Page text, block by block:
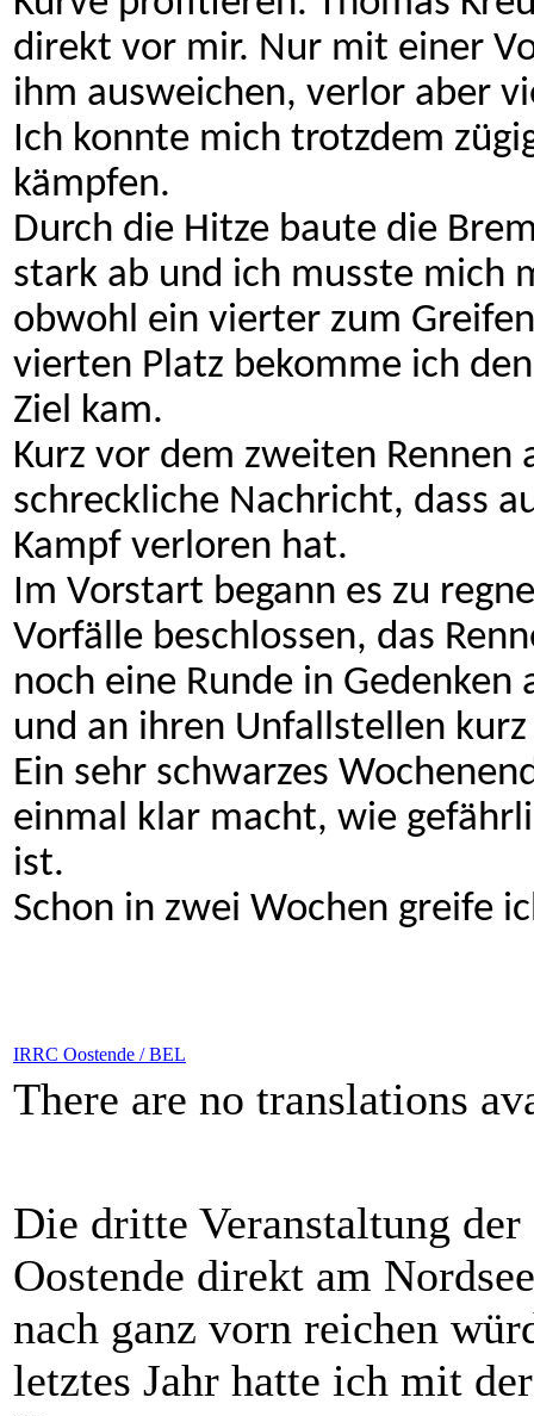
direkt vor mir. Nur mit einer
ihm ausweichen, verlor aber
Ich konnte mich trotzdem
kämpfen.
Durch die Hitze baute die
stark ab und ich musste mich
obwohl ein vierter zum
vierten Platz bekomme ich
Ziel kam.
Kurz vor dem zweiten
schreckliche Nachricht, dass
Kampf verloren hat.
Im Vorstart begann es zu
Vorfälle beschlossen, das
noch eine Runde in
und an ihren Unfallstellen
Ein sehr schwarzes
einmal klar macht, wie
ist.
Schon in zwei Wochen greife
IRRC Oostende / BEL
There are no translations
Die dritte Veranstaltung
Oostende direkt am
nach ganz vorn reichen
letztes Jahr hatte ich mit